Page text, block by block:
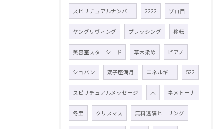
スピリチュアルナンバー 2222 ゾロ目
ヤングリヴィング プレッシング 移転
美容室スターシード 草木染め ピアノ
ショパン 双子座満月 エネルギー 522
スピリチュアルメッセージ 木 ネメトーナ
冬至 クリスマス 無料遠隔ヒーリング